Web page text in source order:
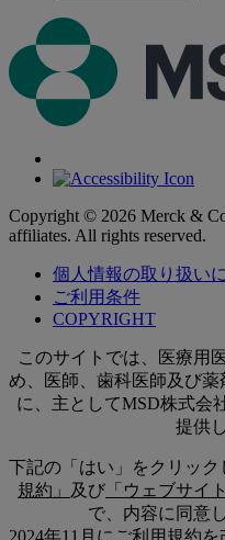
Copyright © 2026 Merck &
affiliates. All rights reserved.
個人情報の取り扱い
ご利用条件
COPYRIGHT
このサイトでは、医療用
め、医師、歯科医師及び
に、主としてMSD株式会
提供
下記の「はい」をクリック
規約」
及び 「ウェブサイ
で、内容に同意
2024年11月にご利用規約